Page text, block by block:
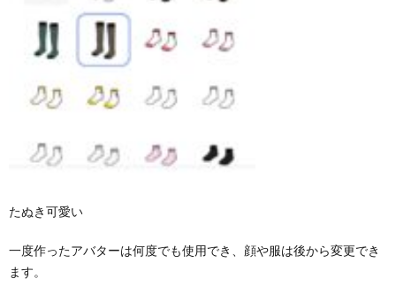
たぬき可愛い
一度作ったアバターは何度でも使用でき、顔や服は後から変更でき
ます。